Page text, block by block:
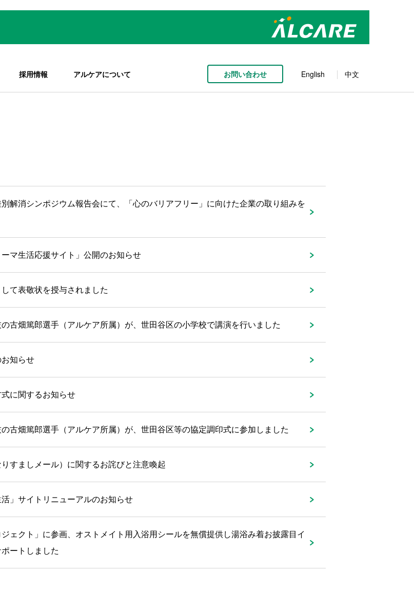
採用情報 アルケアについて お問い合わせ English 中文
解消シンポジウム報告会にて、「心のバリアフリー」に向けた企業の取り組みを
マ生活応援サイト」公開のお知らせ
て表敬状を授与されました
古畑篤郎選手（アルケア所属）が、世田谷区の小学校で講演を行いました
知らせ
に関するお知らせ
古畑篤郎選手（アルケア所属）が、世田谷区等の協定調印式に参加しました
すましメール）に関するお詫びと注意喚起
活」サイトリニューアルのお知らせ
ジェクト」に参画、オストメイト用入浴用シールを無償提供し湯浴み着お披露目イ
ートしました